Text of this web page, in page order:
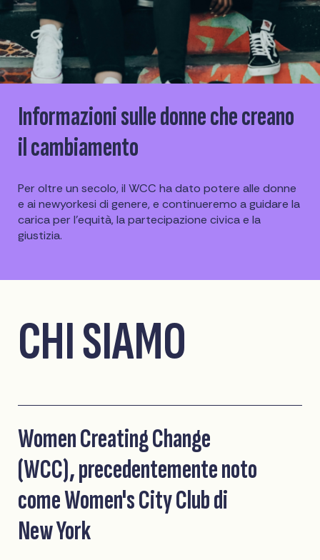
Informazioni sulle donne che creano
il cambiamento
Per oltre un secolo, il WCC ha dato potere alle donne
e ai newyorkesi di genere, e continueremo a guidare la
carica per l'equità, la partecipazione civica e la
giustizia.
CHI SIAMO
Women Creating Change
(WCC), precedentemente noto
come Women's City Club di
New York